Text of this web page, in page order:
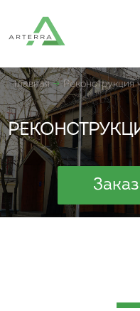
Главная Реконструкция